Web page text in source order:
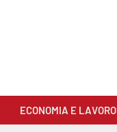
ECONOMIA E LAVORO